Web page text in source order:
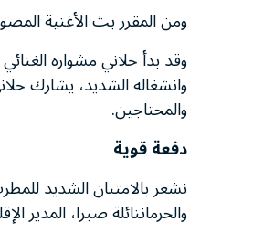
ومن المقرر بث الأغنية
وانشغاله الشديد، يشارك
والمحتاجين.
دفعة قوية
نشعر بالامتنان الشديد
والحرماننائلة صبرا،